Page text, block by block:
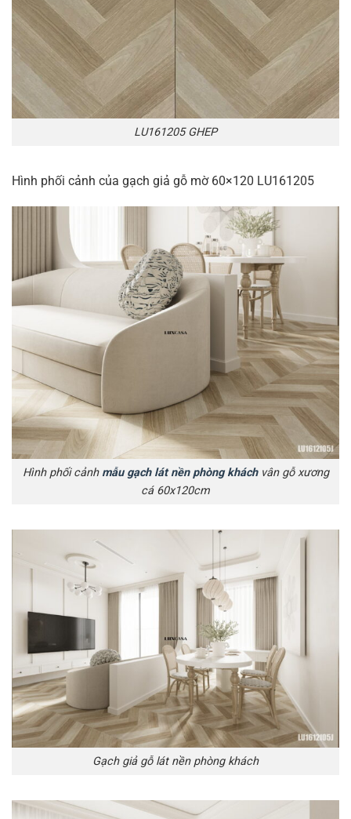
LU161205 GHEP
Hình phối cảnh của gạch giả gỗ mờ 60×120 LU161205
Hình phối cảnh mẫu gạch lát nền phòng kháchvân gỗ xương
cá 60x120cm
Gạch giả gỗ lát nền phòng khách